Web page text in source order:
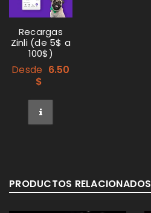
Recargas
Zinli (de 5$ a
100$)
Desde 6.50
$
PRODUCTOS RELACIONADOS